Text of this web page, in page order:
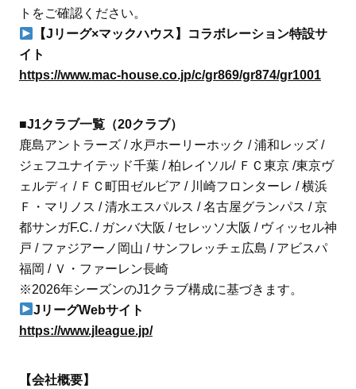
トをご確認ください。
【Jリーグ×マックハウス】コラボレーション特設サ
イト
https://www.mac-house.co.jp/c/gr869/gr874/gr1001
■J1クラブ一覧（20クラブ）
鹿島アントラーズ / 水戸ホーリーホック / 浦和レッズ /
ジェフユナイテッド千葉 / 柏レイソル/ ＦＣ東京 /東京ヴ
ェルディ / ＦＣ町田ゼルビア / 川崎フロンターレ / 横浜
Ｆ・マリノス / 清水エスパルス / 名古屋グランパス / 京
都サンガF.C. / ガンバ大阪 / セレッソ大阪 / ヴィッセル神
戸 / ファジアーノ岡山 / サンフレッチェ広島 / アビスパ
福岡 / Ｖ・ファーレン長崎
※2026年シーズンのJ1クラブ構成に基づきます。
JリーグWebサイト
https://www.jleague.jp/
【会社概要】